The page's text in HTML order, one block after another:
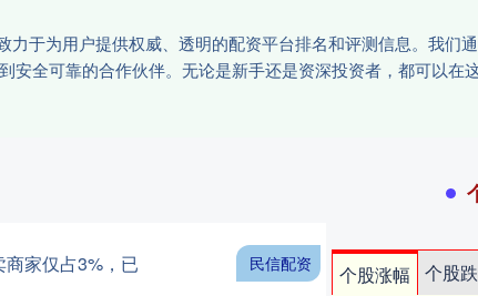
于为用户提供权威、透明的配资平台排名和评测信息。我们
全可靠的合作伙伴。无论是新手还是资深投资者，都可以在
家仅占3%，已
民信配资 个股涨幅 个股